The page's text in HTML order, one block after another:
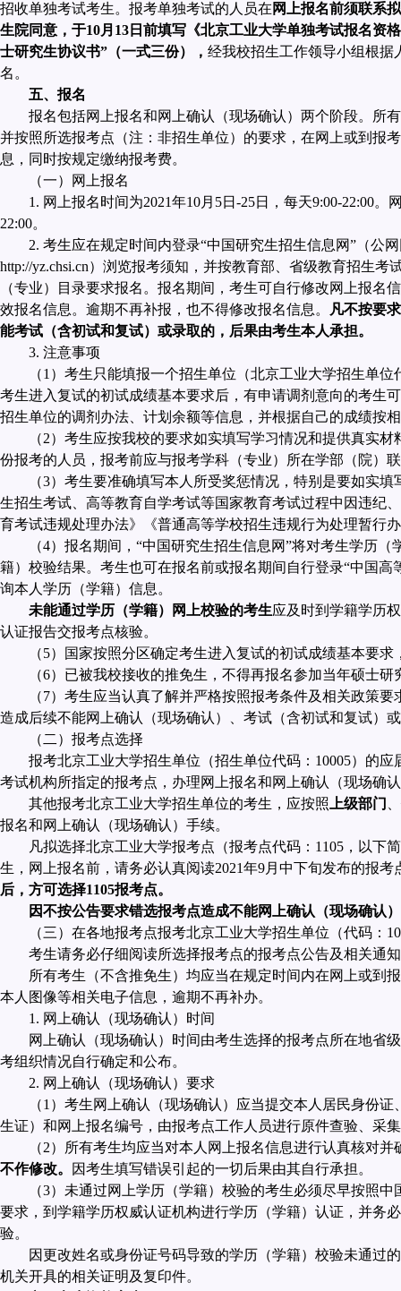
招收单独考试考生。报考单独考试的人员在 网上报名前须联系
生院同意，于10月 13 日前填写《北京工业大学单独考试报名资
士研究生协议书”（一式三份）， 经我校招生工作领导小组根据
名。
五、报名
报名包括网上报名和网上确认（现场确认）两个阶段。所
并按照所选报考点（注：非招生单位）的要求，在网上或到报
息，同时按规定缴纳报考费。
（一）网上报名
1. 网上报名时间为2021年10月 5日 -25日，每天9:00-22:00。
22:00。
2. 考生应在规定时间内登录“中国研究生招生信息网”（公
http://yz.chsi.cn）浏览报考须知，并按教育部、省级教育招生考
（专业）目录要求报名。报名期间，考生可自行修改网上报名
效报名信息。逾期不再补报，也不得修改报名信息。
凡不按要
能考试（含初试和复试）或录取的，后果由考生本人承担。
3. 注意事项
（1 ）考生只能填报一个招生单位（北京工业大学招生单位
考生进入复试的初试成绩基本要求后，有申请调剂意向的考生
招生单位的调剂办法、计划余额等信息，并根据自己的成绩按
（2）考生应按我校的要求如实填写学习情况和提供真实
份报考的人员，报考前应与报考学科（专业）所在学部（院）
（3）考生要准确填写本人所受奖惩情况，特别是要如实
生招生考试、高等教育自学考试等国家教育考试过程中因违纪
育考试违规处理办法》《普通高等学校招生违规行为处理暂行
（4）报名期间，“中国研究生招生信息网”将对考生学历
籍）校验结果。考生也可在报名前或报名期间自行登录“中国高
询本人学历（学籍）信息。
未能通过学历（学籍）网上校验的考生应及时到学籍学历
认证报告交报考点核验。
（5）国家按照分区确定考生进入复试的初试成绩基本要求
（6）已被我校接收的推免生，不得再报名参加当年硕士
（7）考生应当认真了解并严格按照报考条件及相关政策
造成后续不能网上确认（现场确认）、考试（含初试和复试）
（二）报考点选择
报考北京工业大学招生单位（招生单位代码： 10005）的应
考试机构所指定的报考点，办理网上报名和网上确认（现场确
其他报考北京工业大学招生单位的考生，应按照 上级部门
报名和网上确认（现场确认）手续。
凡拟选择北京工业大学报考点（报考点代码： 1105 ，以下
生，网上报名前，请务必认真阅读2021年9月中下旬发布的报考
后，方可选择1105报考点。
因不按公告要求错选报考点造成不能网上确认（现场确认
（三）在各地报考点报考北京工业大学招生单位（代码：
考生请务必仔细阅读所选择报考点的报考点公告及相关通
所有考生（不含推免生）均应当在规定时间内在网上或到
本人图像等相关电子信息，逾期不再补办。
1. 网上确认（现场确认）时间
网上确认（现场确认）时间由考生选择的报考点所在地省
考组织情况自行确定和公布。
2. 网上确认（现场确认）要求
（1 ）考生网上确认（现场确认）应当提交本人居民身份
生证）和网上报名编号，由报考点工作人员进行原件查验、采
（2）所有考生均应当对本人网上报名信息进行认真核对并
不作修改。
因考生填写错误引起的一切后果由其自行承担。
（3）未通过网上学历（学籍）校验的考生必须尽早按照
要求，到学籍学历权威认证机构进行学历（学籍）认证，并务
验。
因更改姓名或身份证号码导致的学历（学籍）校验未通过
机关开具的相关证明及复印件。